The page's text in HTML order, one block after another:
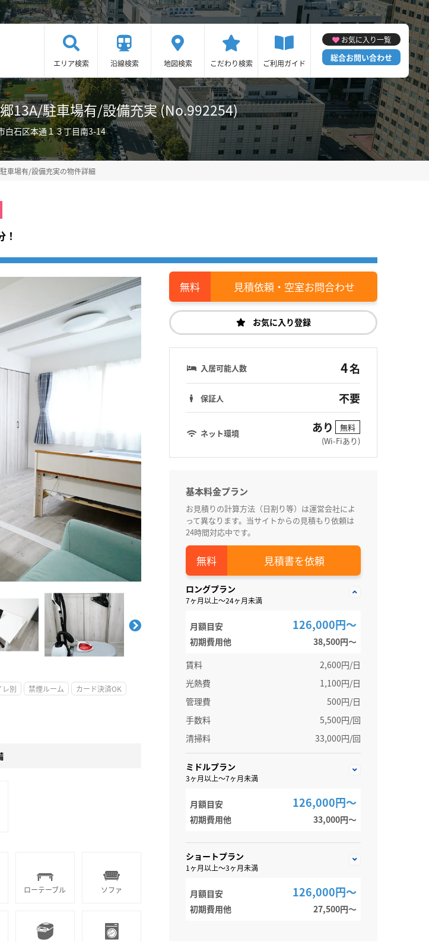
エリア検索 沿線検索 地図検索 こだわり検索 ご利用ガイド
お気に入り一覧
総合お問い合わせ
13A/駐車場有/設備充実 (No.992254)
白石区本通１３丁目南3-14
車場有/設備充実の物件詳細
レ別 禁煙ルーム
カード決済OK
見積依頼・空室お問合わせ
お気に入り登録
入居可能人数 4名
保証人 不要
ネット環境 あり
無料
(Wi-Fiあり)
基本料金プラン
お見積りの計算方法（日割り等）は運営会社によ
って異なります。当サイトからの見積もり依頼は
24時間対応中です。
見積書を依頼
ロングプラン
7ヶ月以上～24ヶ月未満
月額目安 126,000円～
初期費用他
38,500円〜
賃料
2,600円/日
光熱費
1,100円/日
管理費
500円/日
手数料
5,500円/回
清掃料
33,000円/回
ミドルプラン
3ヶ月以上～7ヶ月未満
月額目安 126,000円～
初期費用他 33,000円〜
ショートプラン
1ヶ月以上～3ヶ月未満
月額目安 126,000円～
初期費用他 27,500円〜
ローテーブル ソファ